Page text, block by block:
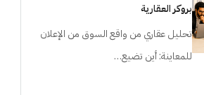
بروكر العقارية
تحليل عقاري من واقع السوق من الإعلان
للمعاينة: أين تضيع…